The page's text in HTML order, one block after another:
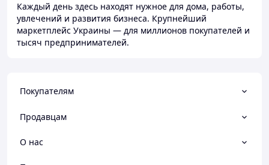
Каждый день здесь находят нужное для дома, работы,
увлечений и развития бизнеса. Крупнейший
маркетплейс Украины — для миллионов покупателей и
тысяч предпринимателей.
Покупателям
Продавцам
О нас